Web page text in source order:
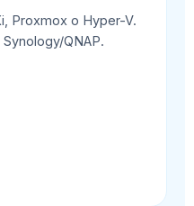
Proxmox o Hyper-V.
QNAP.